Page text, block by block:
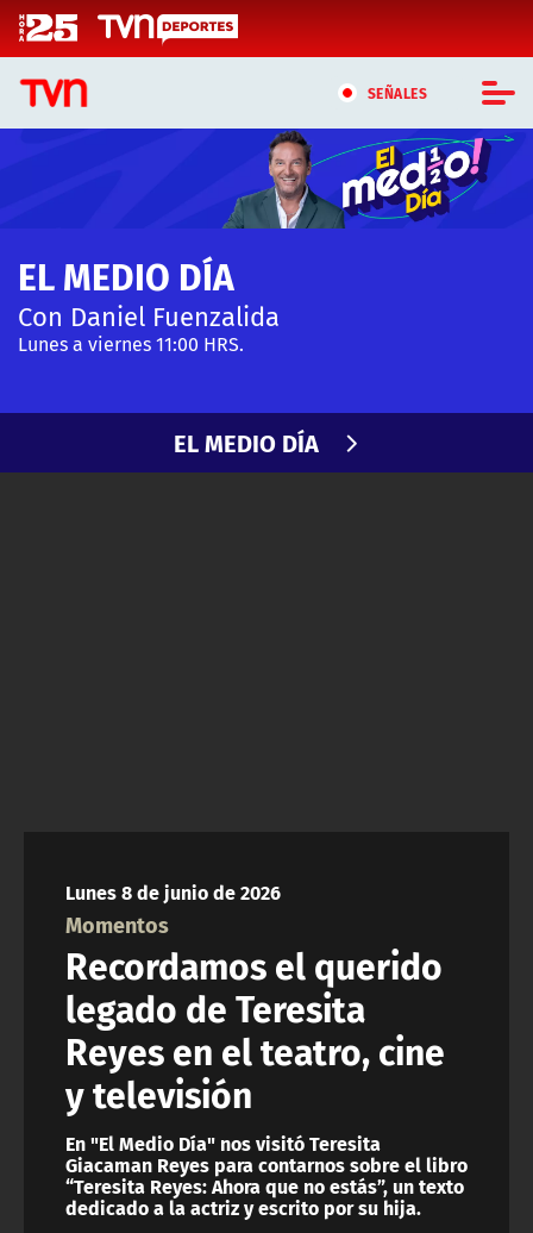
Click acá para ir directamente al contenido
SEÑALES
CASTING MASTERCHEF CHILE
CASTING TVN VERTICAL
TVN VERTICAL
TVN PLAY
EL MEDIO DÍA
Con Daniel Fuenzalida
Lunes a viernes 11:00 HRS.
EL MEDIO DÍA
Lunes 8 de junio de 2026
Momentos
Recordamos el querido
legado de Teresita
Reyes en el teatro, cine
y televisión
En "El Medio Día" nos visitó Teresita
Giacaman Reyes para contarnos sobre el libro
“Teresita Reyes: Ahora que no estás”, un texto
dedicado a la actriz y escrito por su hija.